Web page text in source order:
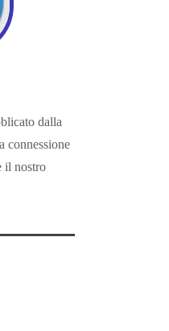
dalla
connessione
il nostro